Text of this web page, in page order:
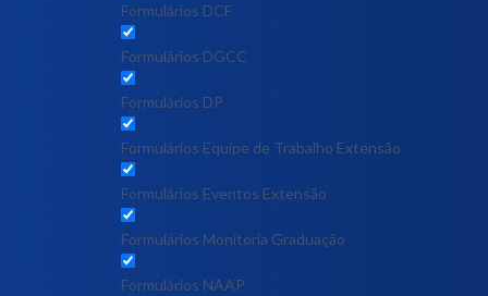
Formulários DCF
Formulários DGCC
Formulários DP
Formulários Equipe de Trabalho Extensão
Formulários Eventos Extensão
Formulários Monitoria Graduação
Formulários NAAP